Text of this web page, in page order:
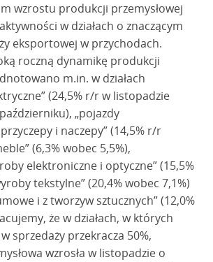
wzrostu produkcji przemysłowej
w działach o znaczącym
eksportowej w przychodach.
roczną dynamikę produkcji
m.in. w działach
(24,5% r/r w listopadzie
„pojazdy
i naczepy” (14,5% r/r
(6,3% wobec 5,5%),
elektroniczne i optyczne” (15,5%
tekstylne” (20,4% wobec 7,1%)
i z tworzyw sztucznych” (12,0%
że w działach, w których
sprzedaży przekracza 50%,
wzrosła w listopadzie o